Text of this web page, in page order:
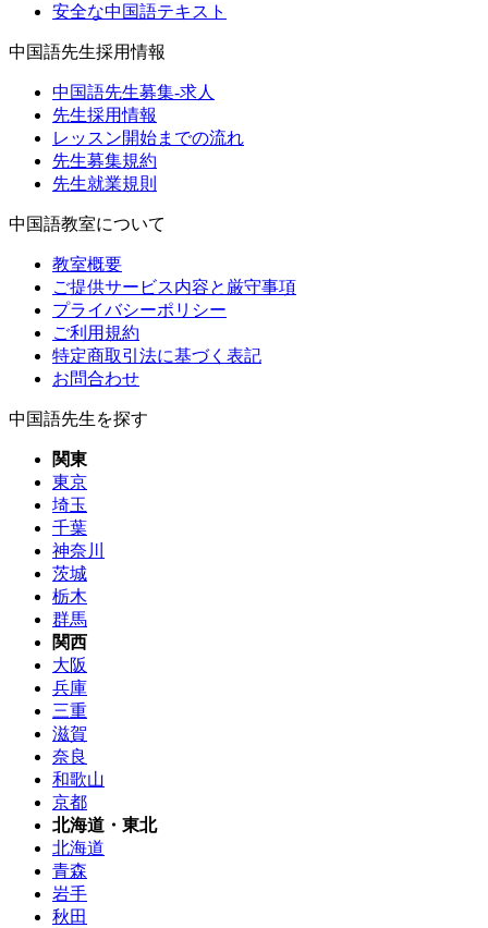
安全な中国語テキスト
中国語先生採用情報
中国語先生募集-求人
先生採用情報
レッスン開始までの流れ
先生募集規約
先生就業規則
中国語教室について
教室概要
ご提供サービス内容と厳守事項
プライバシーポリシー
ご利用規約
特定商取引法に基づく表記
お問合わせ
中国語先生を探す
関東
東京
埼玉
千葉
神奈川
茨城
栃木
群馬
関西
大阪
兵庫
三重
滋賀
奈良
和歌山
京都
北海道・東北
北海道
青森
岩手
秋田